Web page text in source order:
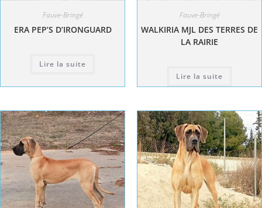
Fauve-Bringé
ERA PEP’S D’IRONGUARD
Lire la suite
Fauve-Bringé
WALKIRIA MJL DES TERRES DE
LA RAIRIE
Lire la suite